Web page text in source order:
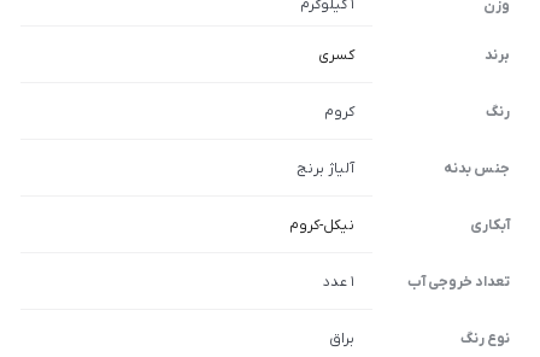
وزن 1 کیلوگرم
برند کسری
رنگ کروم
جنس بدنه آلیاژ برنج
آبکاری نیکل-کروم
تعداد خروجی آب 1 عدد
نوع رنگ براق